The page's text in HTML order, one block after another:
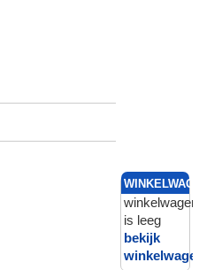
winkelwagen
is leeg
bekijk